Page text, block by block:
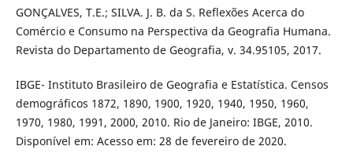
GONÇALVES, T.E.; SILVA. J. B. da S. Reflexões Acerca do
Comércio e Consumo na Perspectiva da Geografia Humana.
Revista do Departamento de Geografia, v. 34.95105, 2017.
IBGE- Instituto Brasileiro de Geografia e Estatística. Censos
demográficos 1872, 1890, 1900, 1920, 1940, 1950, 1960,
1970, 1980, 1991, 2000, 2010. Rio de Janeiro: IBGE, 2010.
Disponível em: Acesso em: 28 de fevereiro de 2020.